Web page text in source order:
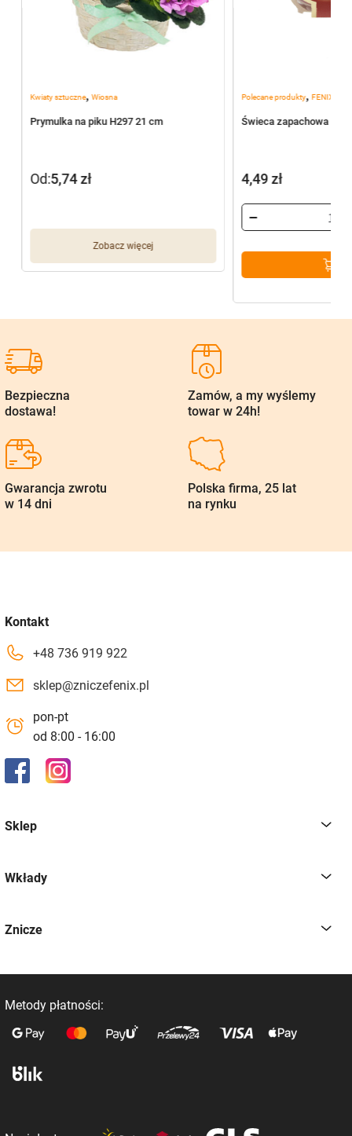
Kwiaty sztuczne, Wiosna
Prymulka na piku H297 21 cm
Zobacz więcej
Od:5,74zł
Polecane produkty,FENIX
Świeca zapachowa
4,49zł
Bezpieczna
dostawa!
Zamów, a my wyślemy
towar w 24h!
Gwarancja zwrotu
w 14 dni
Polska firma, 25 lat
na rynku
Kontakt
+48 736 919 922
sklep@zniczefenix.pl
pon-pt
od 8:00 - 16:00
Sklep
Wkłady
Znicze
Metody płatności: